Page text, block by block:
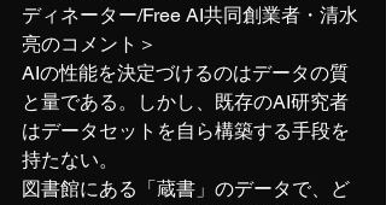
ディネーター/Free AI共同創業者・清水
亮のコメント＞
AIの性能を決定づけるのはデータの質
と量である。しかし、既存のAI研究者
はデータセットを自ら構築する手段を
持たない。
図書館にある「蔵書」のデータで、ど